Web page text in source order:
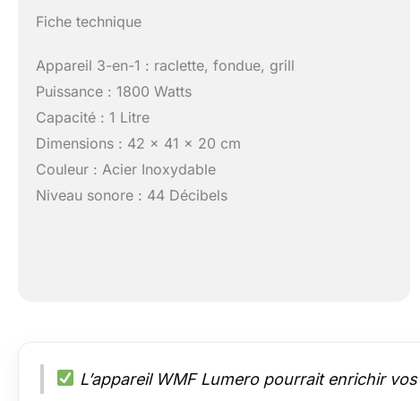
Fiche technique
Appareil 3-en-1 : raclette, fondue, grill
Puissance : 1800 Watts
Capacité : 1 Litre
Dimensions : 42 x 41 x 20 cm
Couleur : Acier Inoxydable
Niveau sonore : 44 Décibels
L’appareil WMF Lumero pourrait enrichir